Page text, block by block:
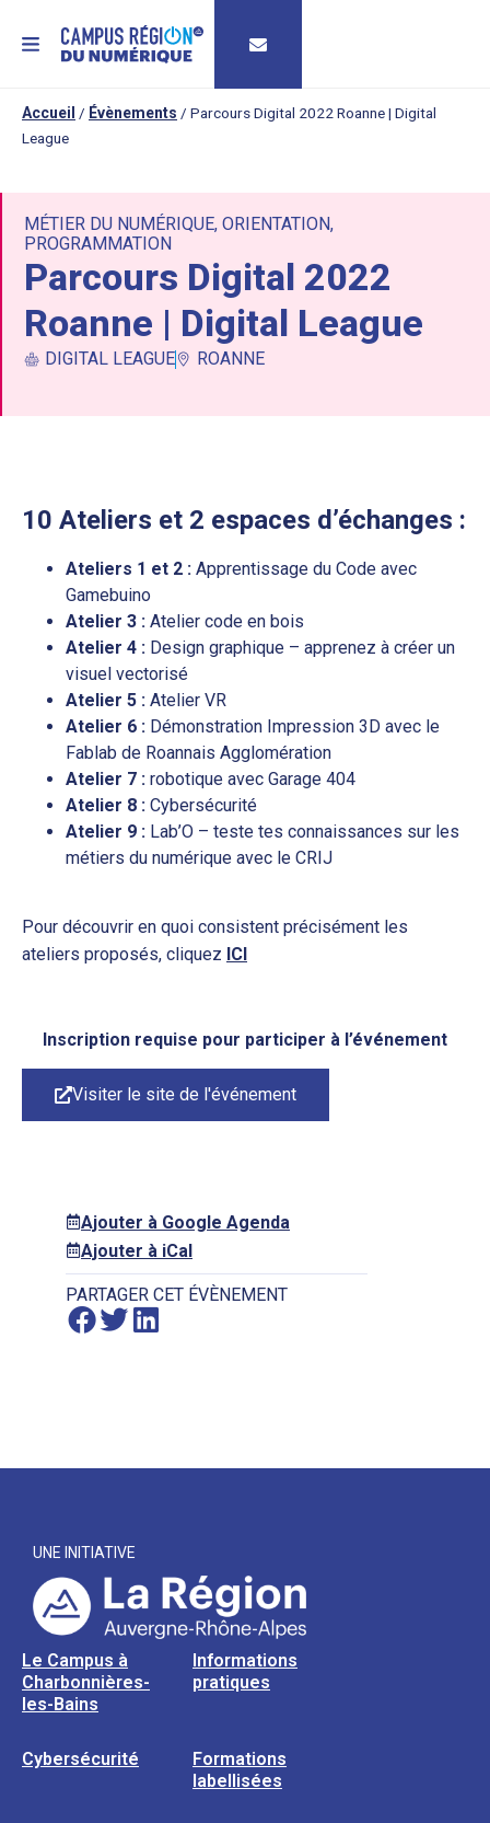
MENU
Accueil / Évènements / Parcours Digital 2022 Roanne | Digital
League
MÉTIER DU NUMÉRIQUE, ORIENTATION,
PROGRAMMATION
Parcours Digital 2022
Roanne | Digital League
DIGITAL LEAGUE ROANNE
10 Ateliers et 2 espaces d’échanges :
Ateliers 1 et 2 : Apprentissage du Code avec
Gamebuino
Atelier 3 : Atelier code en bois
Atelier 4 : Design graphique – apprenez à créer un
visuel vectorisé
Atelier 5 : Atelier VR
Atelier 6 : Démonstration Impression 3D avec le
Fablab de Roannais Agglomération
Atelier 7 : robotique avec Garage 404
Atelier 8 : Cybersécurité
Atelier 9 : Lab’O – teste tes connaissances sur les
métiers du numérique avec le CRIJ
Pour découvrir en quoi consistent précisément les
ateliers proposés, cliquez ICI
Inscription requise pour participer à l’événement
Visiter le site de l'événement
Ajouter à Google Agenda
Ajouter à iCal
PARTAGER CET ÉVÈNEMENT
UNE INITIATIVE
Le Campus à
Charbonnières-
les-Bains
Informations
pratiques
Cybersécurité
Formations
labellisées